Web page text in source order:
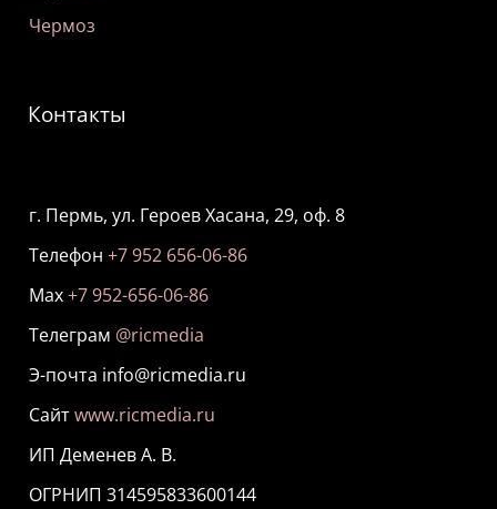
Чермоз
Контакты
г. Пермь, ул. Героев Хасана, 29, оф. 8
Телефон +7 952 656-06-86
Мах+7 952-656-06-86
Телеграм @ricmedia
Э-почта info@ricmedia.ru
Сайтwww.ricmedia.ru
ИП Деменев А. В.
ОГРНИП 314595833600144